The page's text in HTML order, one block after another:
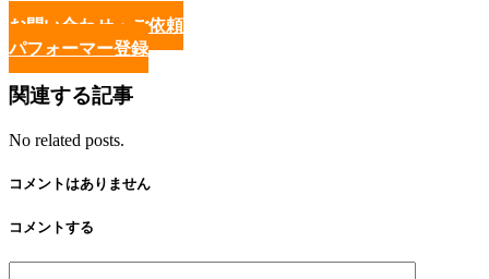
お問い合わせ・ご依頼
パフォーマー登録
関連する記事
No related posts.
コメントはありません
コメントする